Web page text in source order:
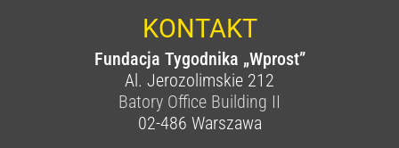
KONTAKT
Fundacja Tygodnika „Wprost”
Al. Jerozolimskie 212
Batory Office Building II
02-486 Warszawa